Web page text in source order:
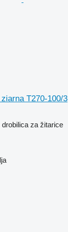
T270-100/3
za žitarice